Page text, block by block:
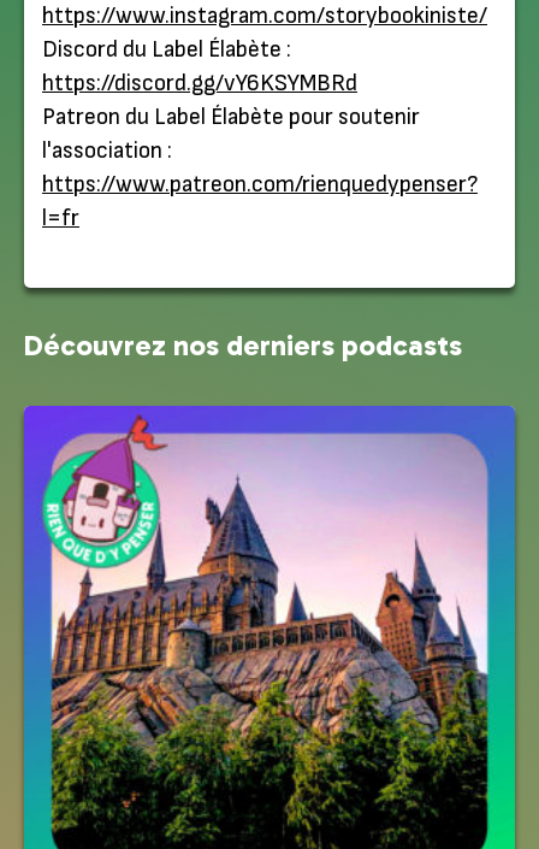
https://www.instagram.com/storybookiniste/
Discord du Label Élabète :
https://discord.gg/vY6KSYMBRd
Patreon du Label Élabète pour soutenir
l'association :
https://www.patreon.com/rienquedypenser?
l=fr
Découvrez nos derniers podcasts